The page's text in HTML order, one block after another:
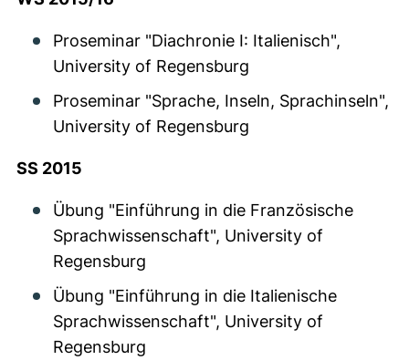
Proseminar "Diachronie I: Italienisch",
University of Regensburg
Proseminar "Sprache, Inseln, Sprachinseln",
University of Regensburg
SS 2015
Übung "Einführung in die Französische
Sprachwissenschaft", University of
Regensburg
Übung "Einführung in die Italienische
Sprachwissenschaft", University of
Regensburg